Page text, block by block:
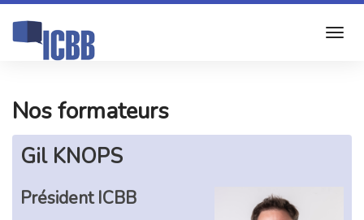
Nos formateurs
Gil KNOPS
Président ICBB